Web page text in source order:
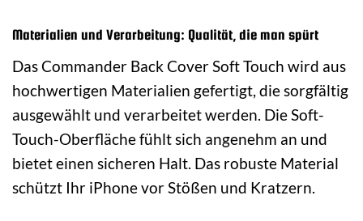
Materialien und Verarbeitung: Qualität, die man spürt
Das Commander Back Cover Soft Touch wird aus
hochwertigen Materialien gefertigt, die sorgfältig
ausgewählt und verarbeitet werden. Die Soft-
Touch-Oberfläche fühlt sich angenehm an und
bietet einen sicheren Halt. Das robuste Material
schützt Ihr iPhone vor Stößen und Kratzern.